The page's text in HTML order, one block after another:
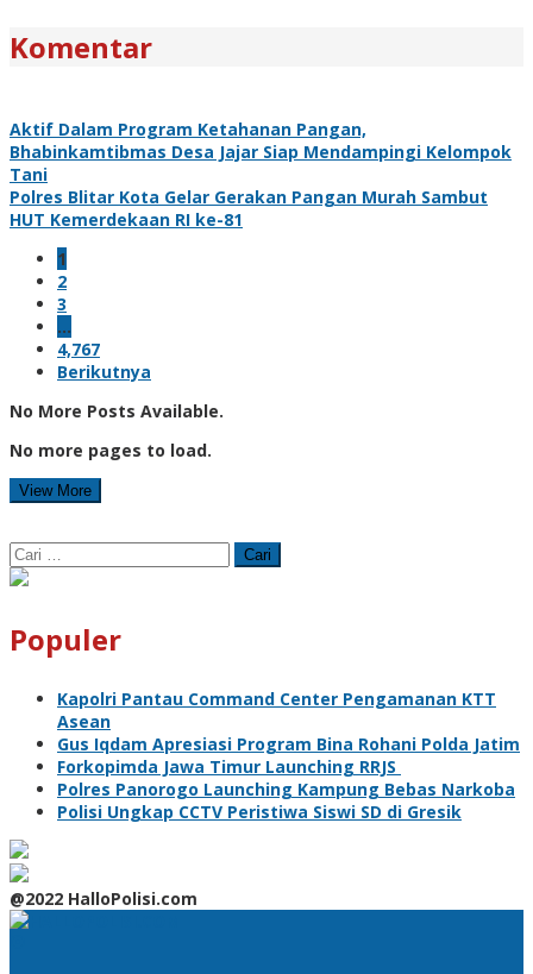
Komentar
Aktif Dalam Program Ketahanan Pangan,
Bhabinkamtibmas Desa Jajar Siap Mendampingi Kelompok
Tani
Polres Blitar Kota Gelar Gerakan Pangan Murah Sambut
HUT Kemerdekaan RI ke-81
1
2
3
…
4,767
Berikutnya
No More Posts Available.
No more pages to load.
View More
Cari
untuk:
Populer
Kapolri Pantau Command Center Pengamanan KTT
Asean
Gus Iqdam Apresiasi Program Bina Rohani Polda Jatim
Forkopimda Jawa Timur Launching RRJS
Polres Panorogo Launching Kampung Bebas Narkoba
Polisi Ungkap CCTV Peristiwa Siswi SD di Gresik
@2022 HalloPolisi.com